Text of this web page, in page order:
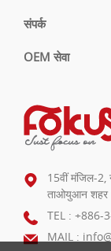
संपर्क
OEM सेवा
15वीं मंजिल-
ताओयुआन शहर
TEL : +886-
MAIL :